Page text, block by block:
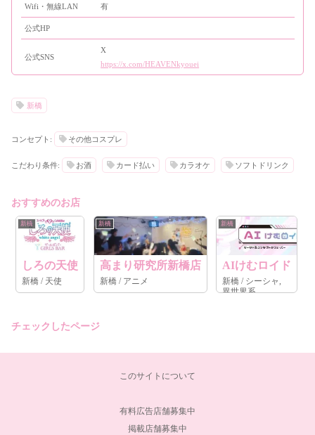
Wifi・無線LAN 有
公式HP
公式SNS
X
https://x.com/HEAVENkyouei
新橋
コンセプト: その他コスプレ
こだわり条件: お酒 カード払い カラオケ ソフトドリンク
おすすめのお店
新橋
しろの天使
新橋 / 天使
新橋
高まり研究所新橋店
新橋 / アニメ
新橋
AIけむロイド
新橋 / シーシャ,
異世界系
チェックしたページ
このサイトについて
有料広告店舗募集中
掲載店舗募集中